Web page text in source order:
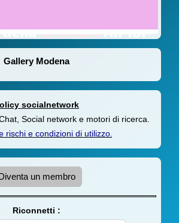
Gallery Modena
socialnetwork
Social network e motori di ricerca.
rischi e condizioni di utilizzo.
un membro
Riconnetti :